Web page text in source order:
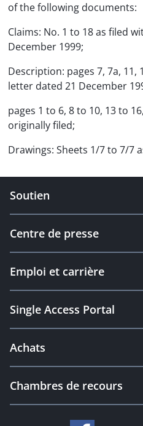
of the following documents:
Claims: No. 1 to 18 as filed
December 1999;
Description: pages 7, 7a, 11,
letter dated 21 December
pages 1 to 6, 8 to 10, 13 to
originally filed;
Drawings: Sheets 1/7 to 7/7
Soutien
Centre de presse
Emploi et carrière
Single Access Portal
Achats
Chambres de recours